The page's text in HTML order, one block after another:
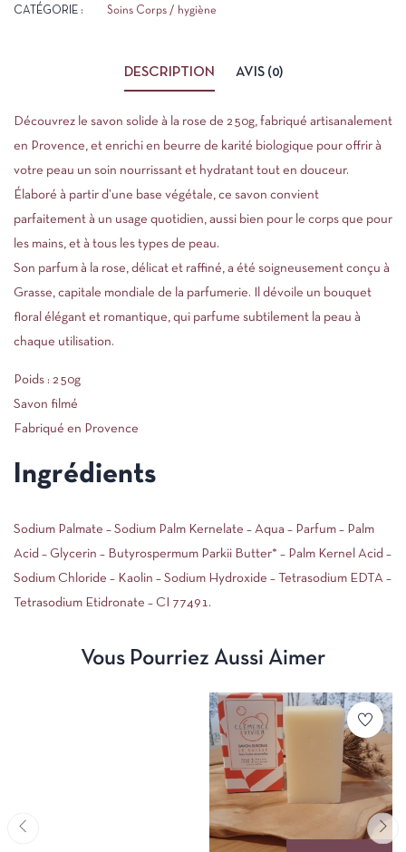
CATÉGORIE : Soins Corps / hygiène
DESCRIPTION AVIS (0)
Découvrez le savon solide à la rose de 250g, fabriqué artisanalement
en Provence, et enrichi en beurre de karité biologique pour offrir à
votre peau un soin nourrissant et hydratant tout en douceur.
Élaboré à partir d’une base végétale, ce savon convient
parfaitement à un usage quotidien, aussi bien pour le corps que pour
les mains, et à tous les types de peau.
Son parfum à la rose, délicat et raffiné, a été soigneusement conçu à
Grasse, capitale mondiale de la parfumerie. Il dévoile un bouquet
floral élégant et romantique, qui parfume subtilement la peau à
chaque utilisation.
Poids : 250g
Savon filmé
Fabriqué en Provence
Ingrédients
Sodium Palmate – Sodium Palm Kernelate – Aqua – Parfum – Palm
Acid – Glycerin – Butyrospermum Parkii Butter* – Palm Kernel Acid –
Sodium Chloride – Kaolin – Sodium Hydroxide – Tetrasodium EDTA –
Tetrasodium Etidronate – CI 77491.
Vous Pourriez Aussi Aimer